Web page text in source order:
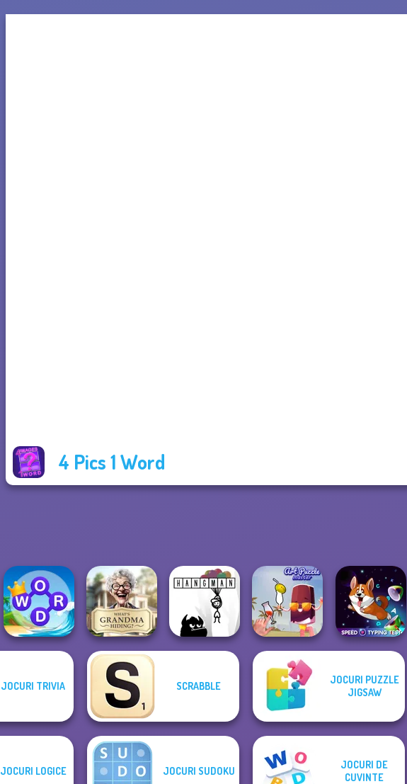
4 Pics 1 Word
Word Connect
What Is Grandma
Hiding
Art Puzzle Master
Speed Typing
Test
JOCURI TRIVIA SCRABBLE
JOCURI PUZZLE
JIGSAW
JOCURI LOGICE JOCURI SUDOKU
JOCURI DE
CUVINTE